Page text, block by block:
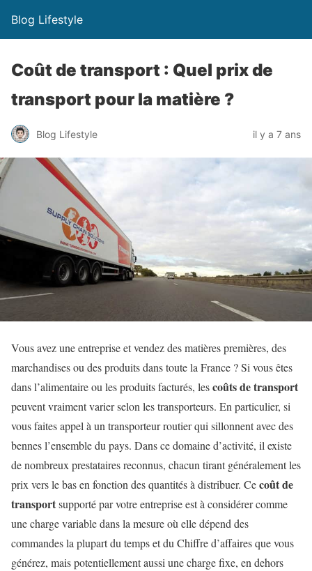
Blog Lifestyle
Coût de transport : Quel prix de
transport pour la matière ?
Blog Lifestyle il y a 7 ans
Vous avez une entreprise et vendez des matières premières, des
marchandises ou des produits dans toute la France ? Si vous êtes
dans l’alimentaire ou les produits facturés, lescoûts de transport
peuvent vraiment varier selon les transporteurs. En particulier, si
vous faites appel à un transporteur routier qui sillonnent avec des
bennes l’ensemble du pays. Dans ce domaine d’activité, il existe
de nombreux prestataires reconnus, chacun tirant généralement les
prix vers le bas en fonction des quantités à distribuer. Cecoût de
transportsupporté par votre entreprise est à considérer comme
une charge variable dans la mesure où elle dépend des
commandes la plupart du temps et du Chiffre d’affaires que vous
générez, mais potentiellement aussi une charge fixe, en dehors